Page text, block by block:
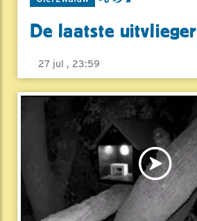
De laatste uitvlieger
27 jul , 23:59